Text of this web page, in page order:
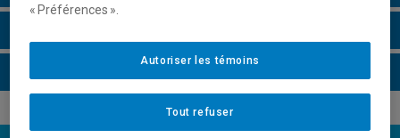
« Préférences ».
Tout refuser
Autoriser les témoins